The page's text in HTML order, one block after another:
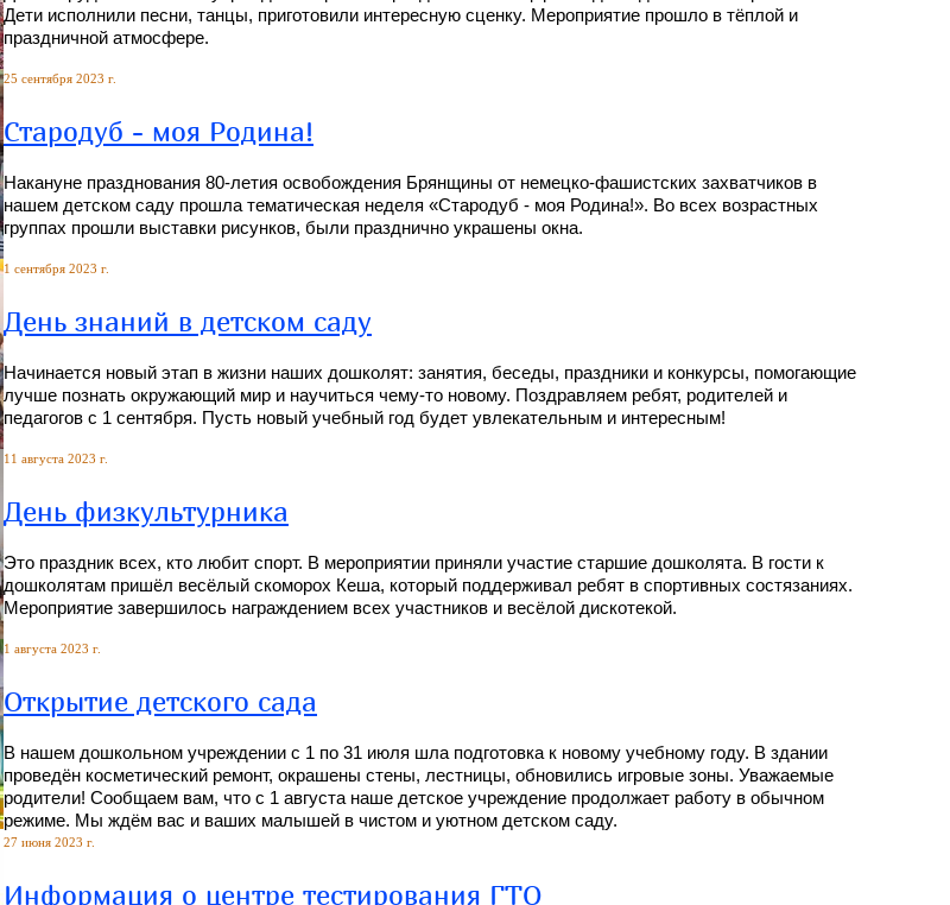
Дети исполнили песни, танцы, приготовили интересную сценку. Мероприятие прошло в тёплой и
праздничной атмосфере.
25 сентября 2023 г.
Стародуб - моя Родина!
Накануне празднования 80-летия освобождения Брянщины от немецко-фашистских захватчиков в
нашем детском саду прошла тематическая неделя «Стародуб - моя Родина!». Во всех возрастных
группах прошли выставки рисунков, были празднично украшены окна.
1 сентября 2023 г.
День знаний в детском саду
Начинается новый этап в жизни наших дошколят: занятия, беседы, праздники и конкурсы, помогающие
лучше познать окружающий мир и научиться чему-то новому. Поздравляем ребят, родителей и
педагогов с 1 сентября. Пусть новый учебный год будет увлекательным и интересным!
11 августа 2023 г.
День физкультурника
Это праздник всех, кто любит спорт. В мероприятии приняли участие старшие дошколята. В гости к
дошколятам пришёл весёлый скоморох Кеша, который поддерживал ребят в спортивных состязаниях.
Мероприятие завершилось награждением всех участников и весёлой дискотекой.
1 августа 2023 г.
Открытие детского сада
В нашем дошкольном учреждении с 1 по 31 июля шла подготовка к новому учебному году. В здании
проведён косметический ремонт, окрашены стены, лестницы, обновились игровые зоны. Уважаемые
родители! Сообщаем вам, что с 1 августа наше детское учреждение продолжает работу в обычном
режиме. Мы ждём вас и ваших малышей в чистом и уютном детском саду.
27 июня 2023 г.
Информация о центре тестирования ГТО